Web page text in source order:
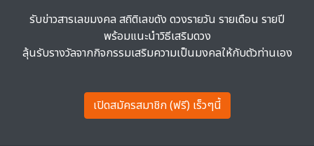
รับข่าวสารเลขมงคล สถิติเลขดัง ดวงรายวัน รายเดือน รายปี
พร้อมแนะนำวิธีเสริมดวง
ลุ้นรับรางวัลจากกิจกรรมเสริมความเป็นมงคลให้กับตัวท่านเอง
เปิดสมัครสมาชิก (ฟรี) เร็วๆนี้